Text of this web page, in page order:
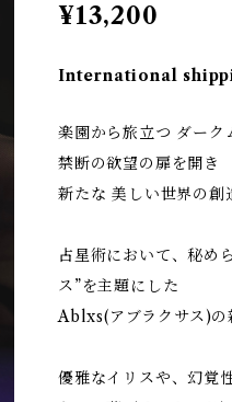
¥13,200
International
楽園から旅立つ ダーク
禁断の欲望の扉を開き
新たな 美しい世界の創
占星術において、秘め
ス”を主題にした
Ablxs(アブラクサス)の
優雅なイリスや、幻覚